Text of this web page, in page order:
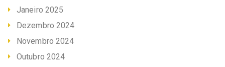
Janeiro 2025
Dezembro 2024
Novembro 2024
Outubro 2024